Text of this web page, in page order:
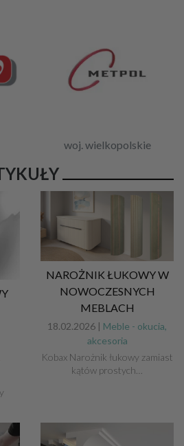
woj. wielkopolskie
NAROŻNIK ŁUKOWY W
NOWOCZESNYCH
MEBLACH
18.02.2026 | Meble - okucia,
akcesoria
Kobax Narożnik łukowy zamiast
kątów prostych…